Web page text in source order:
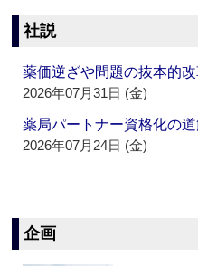
社説
薬価逆ざや問題の抜本的
2026年07月31日 (金)
薬局パートナー資格化の
2026年07月24日 (金)
企画